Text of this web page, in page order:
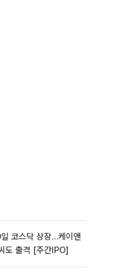
코스닥 상장…케이앤
도 출격 [주간IPO]